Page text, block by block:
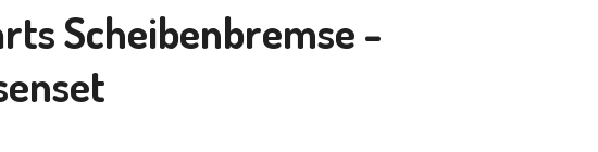
Scheibenbremse -